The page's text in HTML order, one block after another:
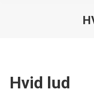
Hvid lud